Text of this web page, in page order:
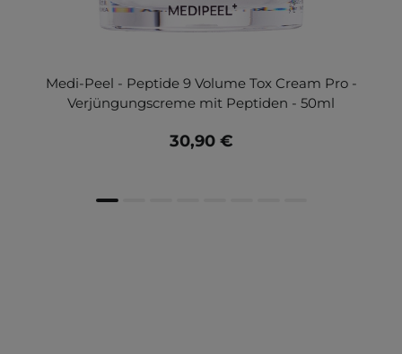
Medi-Peel - Peptide 9 Volume Tox Cream Pro -
Verjüngungscreme mit Peptiden - 50ml
30,90 €